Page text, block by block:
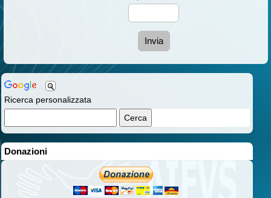
Ricerca personalizzata
Donazioni
Invia